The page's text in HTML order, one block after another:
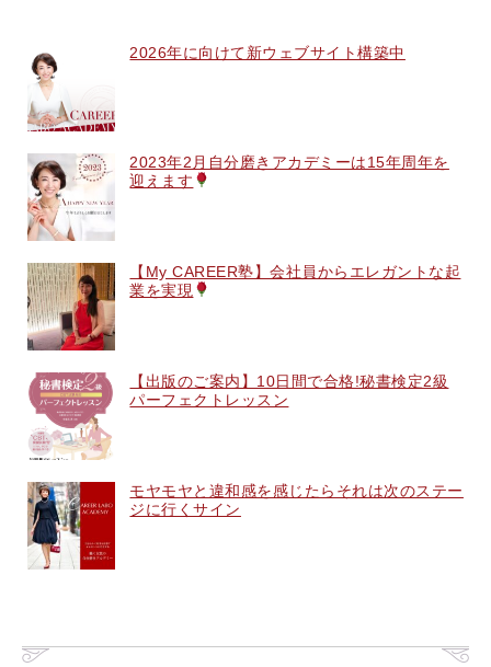
2026年に向けて新ウェブサイト構築中
2023年2月自分磨きアカデミーは15年周年を
迎えます
【My CAREER塾】会社員からエレガントな起
業を実現
【出版のご案内】10日間で合格!秘書検定2級
パーフェクトレッスン
モヤモヤと違和感を感じたらそれは次のステー
ジに行くサイン